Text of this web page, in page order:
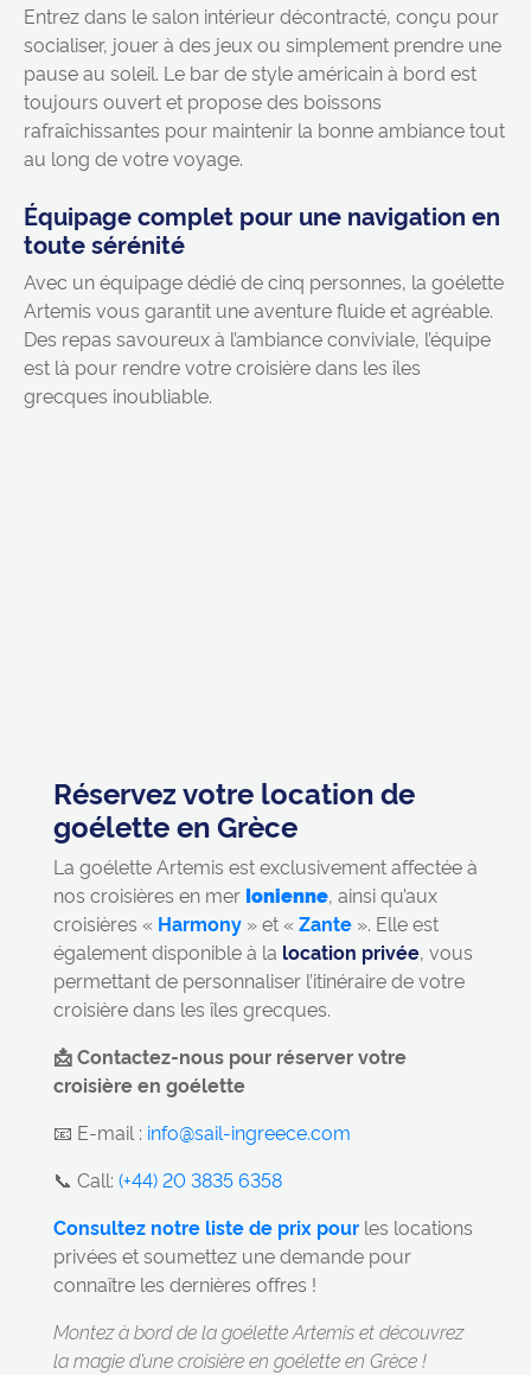
Entrez dans le salon intérieur décontracté, conçu pour
socialiser, jouer à des jeux ou simplement prendre une
pause au soleil. Le bar de style américain à bord est
toujours ouvert et propose des boissons
rafraîchissantes pour maintenir la bonne ambiance tout
au long de votre voyage.
Équipage complet pour une navigation en
toute sérénité
Avec un équipage dédié de cinq personnes, la goélette
Artemis vous garantit une aventure fluide et agréable.
Des repas savoureux à l’ambiance conviviale, l’équipe
est là pour rendre votre croisière dans les îles
grecques inoubliable.
Réservez votre location de
goélette en Grèce
La goélette Artemis est exclusivement affectée à
nos croisières en mer Ionienne, ainsi qu’aux
croisières « Harmony » et « Zante ». Elle est
également disponible à la location privée, vous
permettant de personnaliser l’itinéraire de votre
croisière dans les îles grecques.
📩 Contactez-nous pour réserver votre
croisière en goélette
📧 E-mail : info@sail-ingreece.com
📞 Call: (+44) 20 3835 6358
Consultez notre liste de prix pourles locations
privées et soumettez une demande pour
connaître les dernières offres !
Montez à bord de la goélette Artemis et découvrez
la magie d’une croisière en goélette en Grèce !